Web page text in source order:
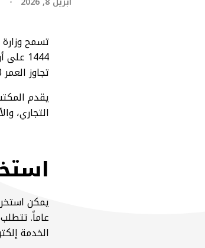
تجاوز العمر 18 عامًا. وفي مقالنا اليوم سوف نتحدث عن كيفية استخراج هوية وطنية للتابعين.
يقدم
التجاري،
عاماً.
الخدمة